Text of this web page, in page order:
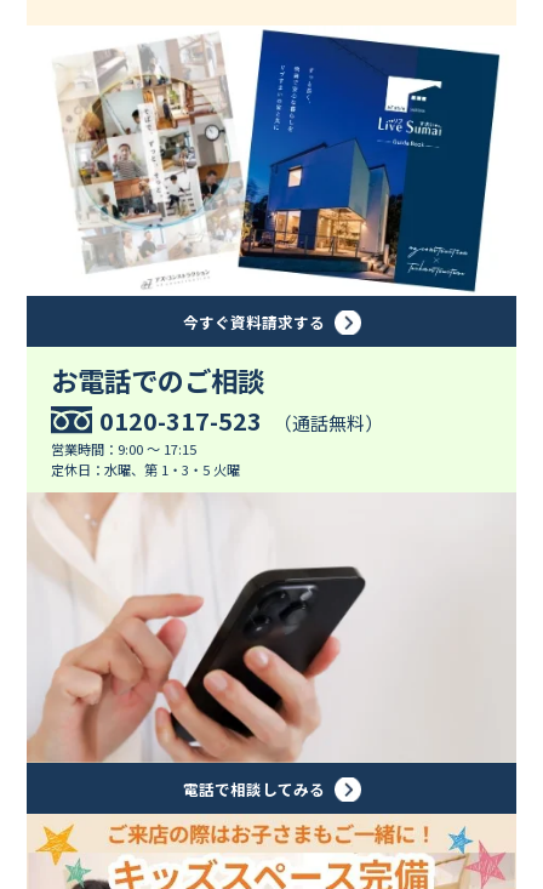
今すぐ資料請求する
お電話でのご相談
0120-317-523 （通話無料）
営業時間：9:00 ～ 17:15
定休日：水曜、第 1・3・5 火曜
電話で相談してみる